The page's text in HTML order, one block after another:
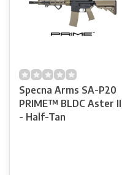
Specna Arms SA-P20
PRIME™ BLDC Aster II
- Half-Tan